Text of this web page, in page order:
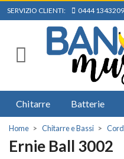
SERVIZIO CLIENTI: 0444 1343209
Chitarre Batterie
Home Chitarre e Bassi
Ernie Ball 3002